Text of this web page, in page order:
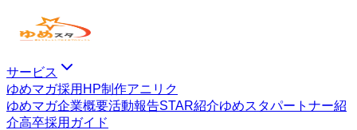
サービス
ゆめマガ採用HP制作アニリク
ゆめマガ企業概要活動報告STAR紹介ゆめスタパートナー紹
介高卒採用ガイド